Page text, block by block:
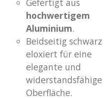
Gefertigt aus
hochwertigem
Aluminium.
Beidseitig schwarz
eloxiert für eine
elegante und
widerstandsfähige
Oberfläche.